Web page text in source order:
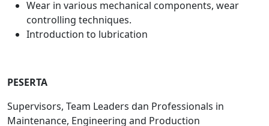
Wear in various mechanical components, wear
controlling techniques.
Introduction to lubrication
PESERTA
Supervisors, Team Leaders dan Professionals in
Maintenance, Engineering and Production